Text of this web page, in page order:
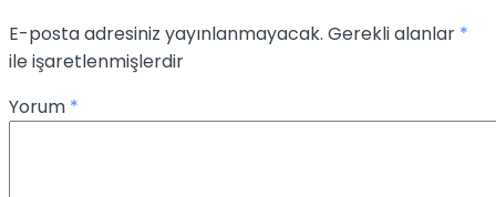
E-posta adresiniz yayınlanmayacak. Gerekli alanlar *
ile işaretlenmişlerdir
Yorum *